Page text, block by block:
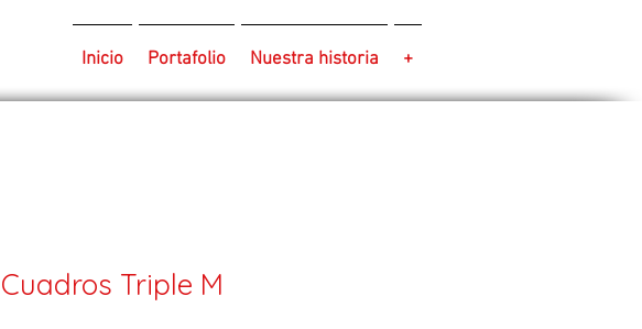
Inicio Portafolio Nuestra historia +
Cuadros Triple M